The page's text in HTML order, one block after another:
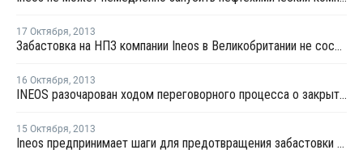
17 Октября, 2013
Забастовка на НПЗ компании Ineos в Великобритании не состоится
16 Октября, 2013
INEOS разочарован ходом переговорного процесса о закрытии завода в Великобритании
15 Октября, 2013
Ineos предпринимает шаги для предотвращения забастовки на нефтехимическом комплексе в Великобритании